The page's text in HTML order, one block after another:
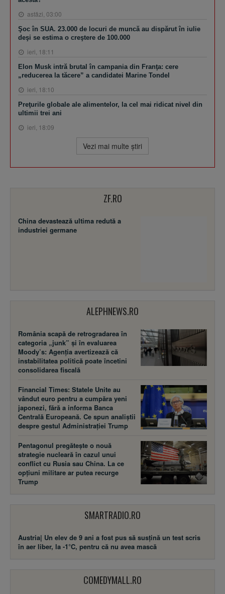
astăzi, 03:00
Şoc în SUA. 23.000 de locuri de muncă au dispărut în iulie
deşi se estima o creştere de 100.000
ieri, 18:11
Elon Musk intră brutal în campania din Franţa: cere
„reducerea la tăcere” a candidatei Marine Tondel
ieri, 18:10
Preţurile globale ale alimentelor, la cel mai ridicat nivel din
ultimii trei ani
ieri, 18:09
Vezi mai multe ştiri
ZF.RO
China devastează ultima redută a
industriei germane
ALEPHNEWS.RO
România scapă de retrogradarea în
categoria „junk” și în evaluarea
Moody’s: Agenția avertizează că
instabilitatea politică poate încetini
consolidarea fiscală
Financial Times: Statele Unite au
vândut euro pentru a cumpăra yeni
japonezi, fără a informa Banca
Centrală Europeană. Ce spun analiștii
despre gestul Administrației Trump
Pentagonul pregătește o nouă
strategie nucleară în cazul unui
conflict cu Rusia sau China. La ce
opțiuni militare ar putea recurge
Trump
SMARTRADIO.RO
Austria| Un elev de 9 ani a fost pus să susţină un test scris
în aer liber, la -1°C, pentru că nu avea mască
COMEDYMALL.RO